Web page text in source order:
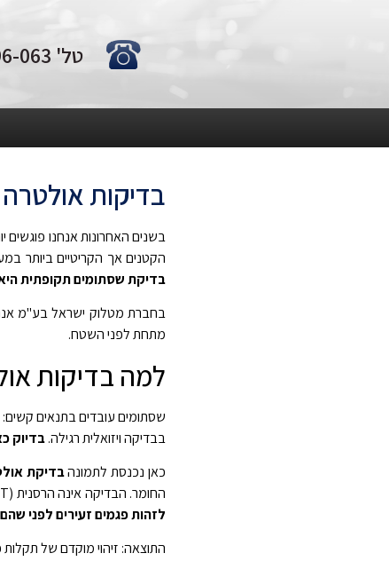
טל' 0722-796-063
בדיקות
בשנים האחרונות אנחנו
הקטנים אך הקריטיים ביותר
בדיקת שסתומים תקופתית
בחברת מטלוק ישראל בע"מ
מתחת לפני השטח.
למה בדיקות
שסתומים עובדים בתנאים קשים:
בבדיקה ויזואלית רגילה.בדיוק
כאן נכנסת לתמונהבדיקת
החומר. הבדיקה אינה הרסנית (NDT), אינה דורשת פירוק מלא של המערכת, ומספקת נתונים ברמת דיוק גבוהה במיוחד.
לזהות פגמים זעירים לפני
התוצאה: זיהוי מוקדם של